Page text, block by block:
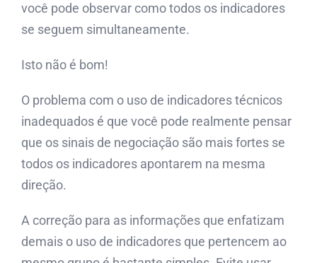
você pode observar como todos os indicadores
se seguem simultaneamente.
Isto não é bom!
O problema com o uso de indicadores técnicos
inadequados é que você pode realmente pensar
que os sinais de negociação são mais fortes se
todos os indicadores apontarem na mesma
direção.
A correção para as informações que enfatizam
demais o uso de indicadores que pertencem ao